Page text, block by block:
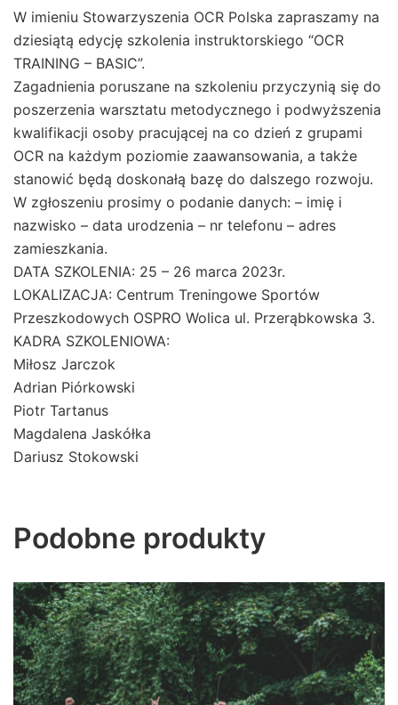
W imieniu Stowarzyszenia OCR Polska zapraszamy na
dziesiątą edycję szkolenia instruktorskiego “OCR
TRAINING – BASIC”.
Zagadnienia poruszane na szkoleniu przyczynią się do
poszerzenia warsztatu metodycznego i podwyższenia
kwalifikacji osoby pracującej na co dzień z grupami
OCR na każdym poziomie zaawansowania, a także
stanowić będą doskonałą bazę do dalszego rozwoju.
W zgłoszeniu prosimy o podanie danych: – imię i
nazwisko – data urodzenia – nr telefonu – adres
zamieszkania.
DATA SZKOLENIA: 25 – 26 marca 2023r.
LOKALIZACJA: Centrum Treningowe Sportów
Przeszkodowych OSPRO Wolica ul. Przerąbkowska 3.
KADRA SZKOLENIOWA:
Miłosz Jarczok
Adrian Piórkowski
Piotr Tartanus
Magdalena Jaskółka
Dariusz Stokowski
Podobne produkty